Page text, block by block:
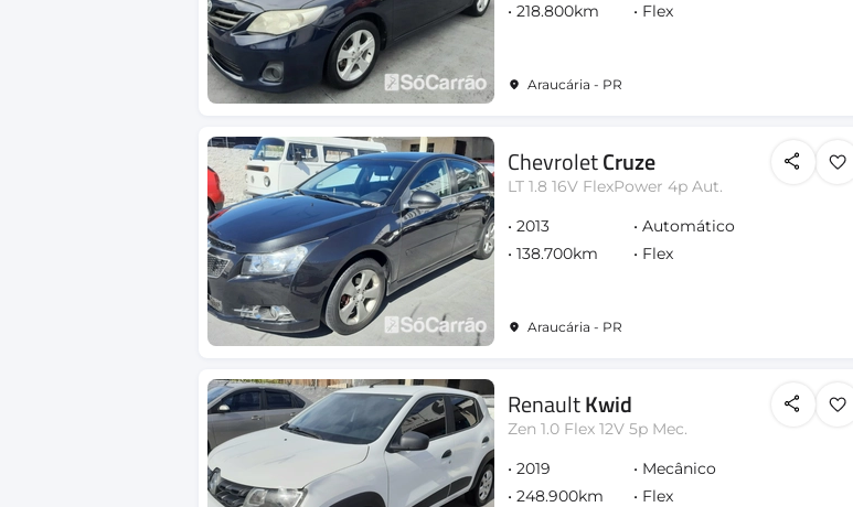
218.800km
Flex
Araucária - PR
ChevroletCruze
LT 1.8 16V FlexPower 4p Aut.
2013
Automático
138.700km
Flex
Araucária - PR
RenaultKwid
Zen 1.0 Flex 12V 5p Mec.
2019
Mecânico
248.900km
Flex